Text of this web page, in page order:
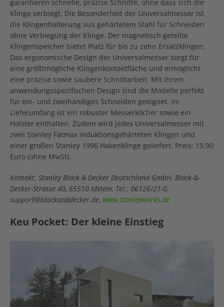
garantieren schnelle, präzise Schnitte, ohne dass sich die
Klinge verbiegt. Die Besonderheit der Universalmesser ist
die Klingenhalterung aus gehärtetem Stahl für Schneiden
ohne Verbiegung der Klinge. Der magnetisch geteilte
Klingenspeicher bietet Platz für bis zu zehn Ersatzklingen.
Das ergonomische Design der Universalmesser sorgt für
eine größtmögliche Klingenkontaktfläche und ermöglicht
eine präzise sowie saubere Schnittarbeit. Mit ihrem
anwendungsspezifischen Design sind die Modelle perfekt
für ein- und zweihändiges Schneiden geeignet. Im
Lieferumfang ist ein robuster Messerköcher sowie ein
Holster enthalten. Zudem wird jedes Universalmesser mit
zwei Stanley Fatmax induktionsgehärteten Klingen und
einer großen Stanley 1996 Hakenklinge geliefert. Preis: 19,90
Euro (ohne MwSt).
Kontakt: Stanley Black & Decker Deutschland GmbH, Black-&-
Decker-Strasse 40, 65510 Idstein, Tel.: 06126/21-0,
support@blackanddecker.de, www.stanleyworks.de
Keu Pocket: Der kleine Einstieg